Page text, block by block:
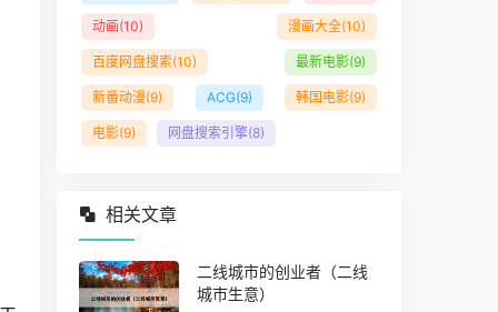
动画(10) 漫画大全(10)
百度网盘搜索(10) 最新电影(9)
新番动漫(9) ACG(9) 韩国电影(9)
电影(9) 网盘搜索引擎(8)
相关文章
二线城市的创业者（二线
城市生意）